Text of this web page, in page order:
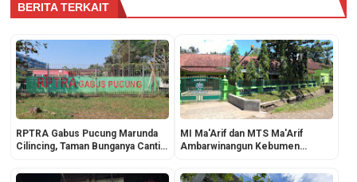
BERITA TERKAIT
RPTRA Gabus Pucung Marunda
Cilincing, Taman Bunganya Cantik
MI Ma'Arif dan MTS Ma'Arif
Ambarwinangun Kebumen